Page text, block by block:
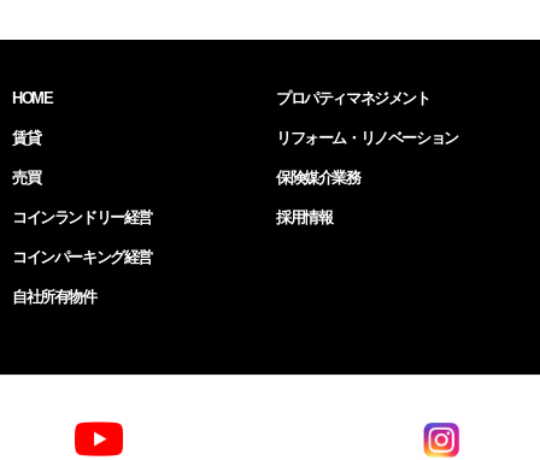
HOME
賃貸
売買
プロパティマネジメント
リフォーム・リノベーション
保険媒介業務
コインランドリー経営
コインパーキング経営
自社所有物件
採用情報